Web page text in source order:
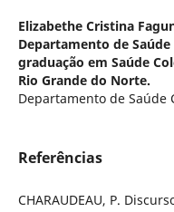
Elizabethe Cristina
Departamento de
graduação em Saúde
Rio Grande do Norte.
Departamento de Saúde
Referências
CHARAUDEAU, P.